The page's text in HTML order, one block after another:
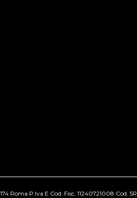
Roma P.Iva E Cod. Fisc. 11240721008 Cod.